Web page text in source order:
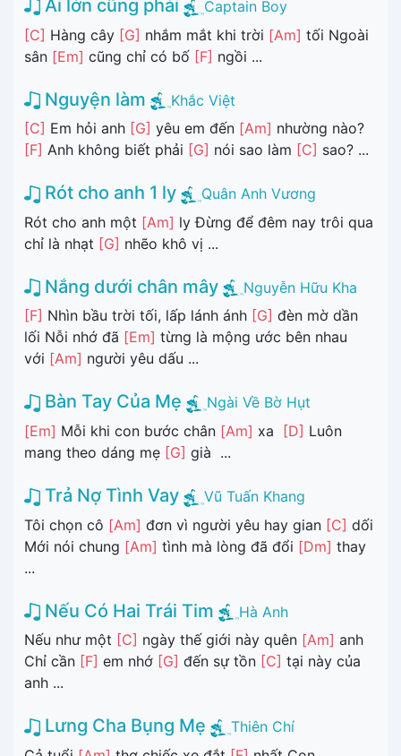
Ai lớn cũng phải
Captain Boy
[C] Hàng cây [G] nhắm mắt khi trời [Am] tối Ngoài
sân [Em] cũng chỉ có bố [F] ngồi ...
Nguyện làm
Khắc Việt
[C] Em hỏi anh [G] yêu em đến [Am] nhường nào?
[F] Anh không biết phải [G] nói sao làm [C] sao? ...
Rót cho anh 1 ly
Quân Anh Vương
Rót cho anh một [Am] ly Đừng để đêm nay trôi qua
chỉ là nhạt [G] nhẽo khô vị ...
Nắng dưới chân mây
Nguyễn Hữu Kha
[F] Nhìn bầu trời tối, lấp lánh ánh [G] đèn mờ dần
lối Nỗi nhớ đã [Em] từng là mộng ước bên nhau
với [Am] người yêu dấu ...
Bàn Tay Của Mẹ
Ngài Về Bờ Hụt
[Em] Mỗi khi con bước chân [Am] xa [D] Luôn
mang theo dáng mẹ [G] già ...
Trả Nợ Tình Vay
Vũ Tuấn Khang
Tôi chọn cô [Am] đơn vì người yêu hay gian [C] dối
Mới nói chung [Am] tình mà lòng đã đổi [Dm] thay
...
Nếu Có Hai Trái Tim
Hà Anh
Nếu như một [C] ngày thế giới này quên [Am] anh
Chỉ cần [F] em nhớ [G] đến sự tồn [C] tại này của
anh ...
Lưng Cha Bụng Mẹ
Thiên Chí